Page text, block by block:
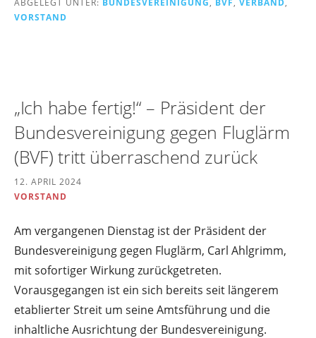
ABGELEGT UNTER: BUNDESVEREINIGUNG, BVF, VERBAND,
VORSTAND
„Ich habe fertig!“ – Präsident der
Bundesvereinigung gegen Fluglärm
(BVF) tritt überraschend zurück
12. APRIL 2024
VORSTAND
Am vergangenen Dienstag ist der Präsident der
Bundesvereinigung gegen Fluglärm, Carl Ahlgrimm,
mit sofortiger Wirkung zurückgetreten.
Vorausgegangen ist ein sich bereits seit längerem
etablierter Streit um seine Amtsführung und die
inhaltliche Ausrichtung der Bundesvereinigung.